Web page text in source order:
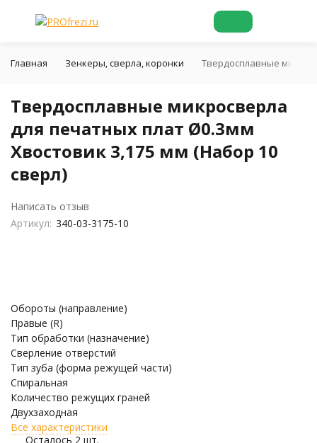
Главная Зенкеры, сверла, коронки Твердосплавные
Твердосплавные микросверла
для печатных плат Ø0.3мм
Хвостовик 3,175 мм (Набор 10
сверл)
Написать отзыв
Артикул: 340-03-3175-10
Обороты (направление)
Правые (R)
Тип обработки (назначение)
Сверление отверстий
Тип зуба (форма режущей части)
Спиральная
Количество режущих граней
Двухзаходная
Все характеристики
Осталось 2 шт.